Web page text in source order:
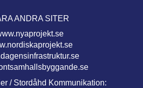
ANDRA SITER
/ Stordåhd Kommunikation: